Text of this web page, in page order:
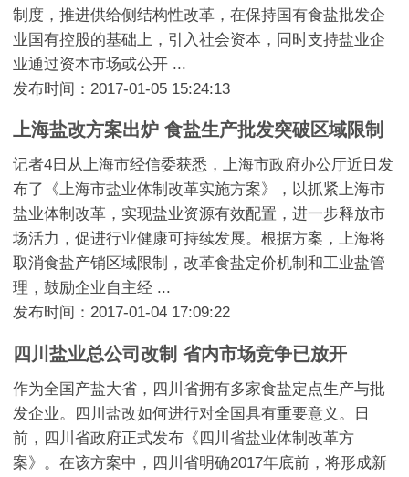
制度，推进供给侧结构性改革，在保持国有食盐批发企
业国有控股的基础上，引入社会资本，同时支持盐业企
业通过资本市场或公开 ...
发布时间：2017-01-05 15:24:13
上海盐改方案出炉 食盐生产批发突破区域限制
记者4日从上海市经信委获悉，上海市政府办公厅近日发
布了《上海市盐业体制改革实施方案》，以抓紧上海市
盐业体制改革，实现盐业资源有效配置，进一步释放市
场活力，促进行业健康可持续发展。根据方案，上海将
取消食盐产销区域限制，改革食盐定价机制和工业盐管
理，鼓励企业自主经 ...
发布时间：2017-01-04 17:09:22
四川盐业总公司改制 省内市场竞争已放开
作为全国产盐大省，四川省拥有多家食盐定点生产与批
发企业。四川盐改如何进行对全国具有重要意义。日
前，四川省政府正式发布《四川省盐业体制改革方
案》。在该方案中，四川省明确2017年底前，将形成新